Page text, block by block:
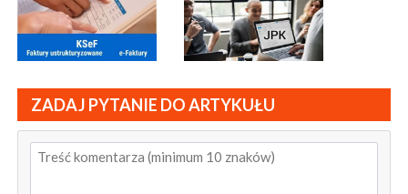
ZADAJ PYTANIE DO ARTYKUŁU